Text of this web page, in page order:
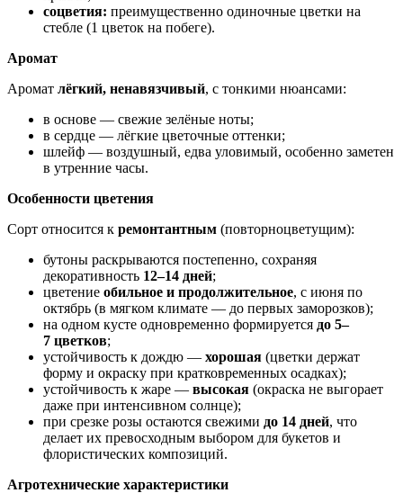
соцветия: преимущественно одиночные цветки на
стебле (1 цветок на побеге).
Аромат
Аромат лёгкий, ненавязчивый, с тонкими нюансами:
в основе — свежие зелёные ноты;
в сердце — лёгкие цветочные оттенки;
шлейф — воздушный, едва уловимый, особенно заметен
в утренние часы.
Особенности цветения
Сорт относится к ремонтантным (повторноцветущим):
бутоны раскрываются постепенно, сохраняя
декоративность 12–14 дней;
цветение обильное и продолжительное, с июня по
октябрь (в мягком климате — до первых заморозков);
на одном кусте одновременно формируется до 5–
7 цветков;
устойчивость к дождю — хорошая (цветки держат
форму и окраску при кратковременных осадках);
устойчивость к жаре — высокая (окраска не выгорает
даже при интенсивном солнце);
при срезке розы остаются свежими до 14 дней, что
делает их превосходным выбором для букетов и
флористических композиций.
Агротехнические характеристики